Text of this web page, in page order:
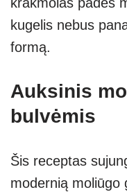
kugelis nebus
formą.
Auksinis
bulvėmis
Šis receptas
modernią moliūgo